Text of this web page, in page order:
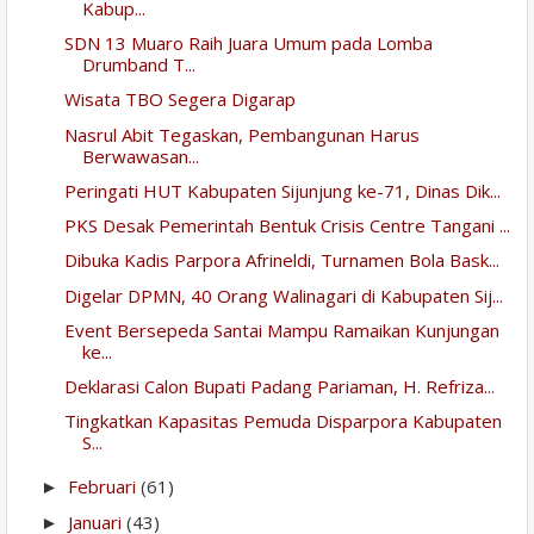
Kabup...
SDN 13 Muaro Raih Juara Umum pada Lomba
Drumband T...
Wisata TBO Segera Digarap
Nasrul Abit Tegaskan, Pembangunan Harus
Berwawasan...
Peringati HUT Kabupaten Sijunjung ke-71, Dinas Dik...
PKS Desak Pemerintah Bentuk Crisis Centre Tangani ...
Dibuka Kadis Parpora Afrineldi, Turnamen Bola Bask...
Digelar DPMN, 40 Orang Walinagari di Kabupaten Sij...
Event Bersepeda Santai Mampu Ramaikan Kunjungan
ke...
Deklarasi Calon Bupati Padang Pariaman, H. Refriza...
Tingkatkan Kapasitas Pemuda Disparpora Kabupaten
S...
► Februari (61)
► Januari (43)